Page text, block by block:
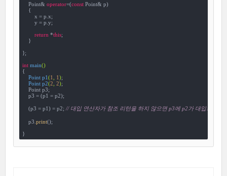
    Point&
operator=(const Point& p)
    {
        x = p.x;
        y = p.y;
return *this;
    }
};
int main()
{
Point p1(1 1);
Point p2(2 2);
    Point p3;
    p3 = (p1 = p2);
    (p3 = p1) = p2;
// 대입 연산자가 참조 리턴을 하지 않으면 p3에 p2가 대입되지 않
    p3.
print();
}